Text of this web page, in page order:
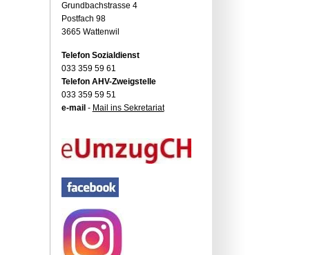
Grundbachstrasse 4
Postfach 98
3665 Wattenwil
Telefon Sozialdienst
033 359 59 61
Telefon AHV-Zweigstelle
033 359 59 51
e-mail - Mail ins Sekretariat